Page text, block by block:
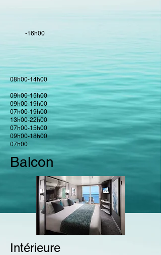
-16h00
08h00-14h00
09h00-15h00
09h00-19h00
07h00-19h00
13h00-22h00
07h00-15h00
09h00-18h00
07h00
Balcon
Intérieure